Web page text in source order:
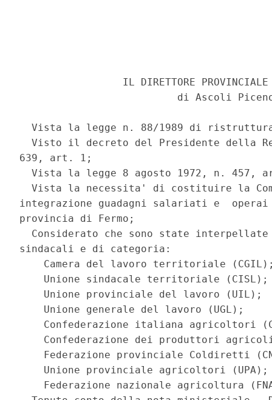
IL DIRETTORE
di Ascoli
Vista la legge n. 88/1989 di
Visto il decreto del Presidente della
639, art. 1;
Vista la legge 8 agosto 1972, n. 457,
Vista la necessita' di costituire la
integrazione guadagni salariati e
provincia di Fermo;
Considerato che sono state
sindacali e di categoria:
Camera del lavoro territoriale
Unione sindacale territoriale
    Unione provinciale del lavoro (UIL);
    Unione generale del lavoro (UGL);
Confederazione italiana agricoltori
Confederazione dei produttori
Federazione provinciale Coldiretti
Unione provinciale agricoltori
Federazione nazionale agricoltura